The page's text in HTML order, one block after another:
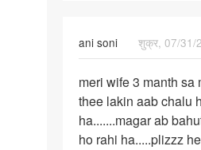
ani soni
शुक्र, 07/31/
meri
wife
3
manth
meri wife 3 manth sa
thee lakin aab chalu
ha.......magar ab
ho rahi ha.....plizzz